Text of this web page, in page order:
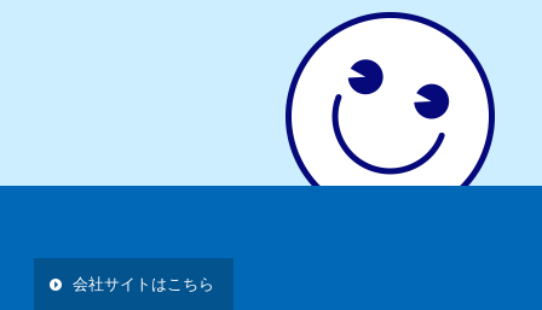
会社サイトはこちら